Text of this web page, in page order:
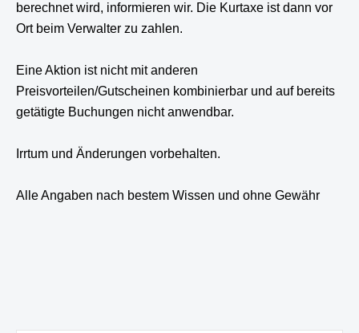
berechnet wird, informieren wir. Die Kurtaxe ist dann vor
Ort beim Verwalter zu zahlen.
Eine Aktion ist nicht mit anderen
Preisvorteilen/Gutscheinen kombinierbar und auf bereits
getätigte Buchungen nicht anwendbar.
Irrtum und Änderungen vorbehalten.
Alle Angaben nach bestem Wissen und ohne Gewähr